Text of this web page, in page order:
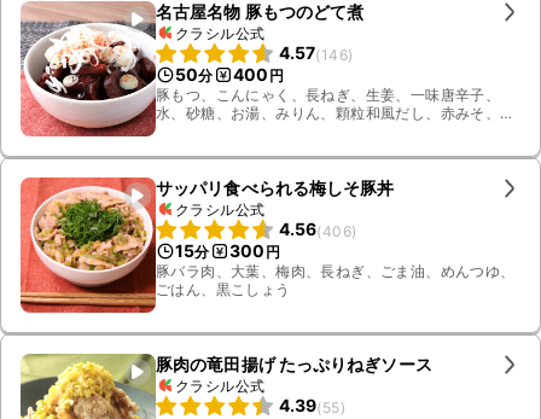
名古屋名物 豚もつのどて煮
クラシル公式
4.57(146)
50分 400 円
豚もつ、こんにゃく、長ねぎ、生姜、一味唐辛子、
水、砂糖、お湯、みりん、顆粒和風だし、赤みそ、
サッパリ食べられる梅しそ豚丼
クラシル公式
4.56(406)
15分 300 円
豚バラ肉、大葉、梅肉、長ねぎ、ごま油、めんつゆ、
ごはん、黒こしょう
豚肉の竜田揚げ たっぷりねぎソース
クラシル公式
4.39(55)